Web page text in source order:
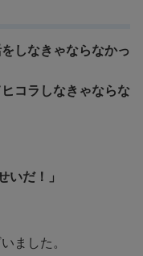
しなきゃならなかっ
コラしなきゃならな
いだ！」
ました。